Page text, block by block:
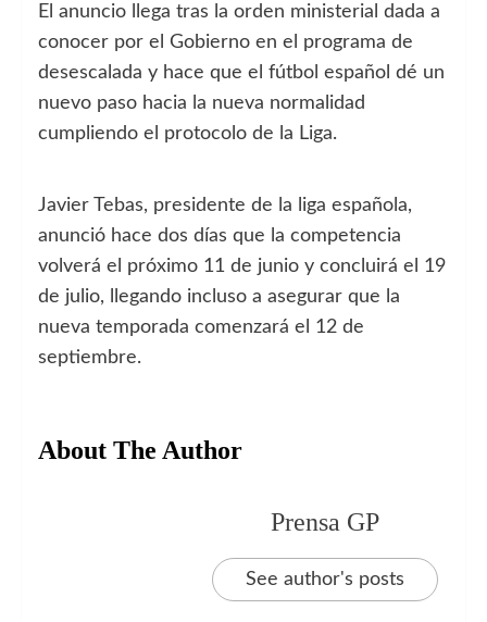
El anuncio llega tras la orden ministerial dada a
conocer por el Gobierno en el programa de
desescalada y hace que el fútbol español dé un
nuevo paso hacia la nueva normalidad
cumpliendo el protocolo de la Liga.
Javier Tebas, presidente de la liga española,
anunció hace dos días que la competencia
volverá el próximo 11 de junio y concluirá el 19
de julio, llegando incluso a asegurar que la
nueva temporada comenzará el 12 de
septiembre.
About The Author
Prensa GP
See author's posts